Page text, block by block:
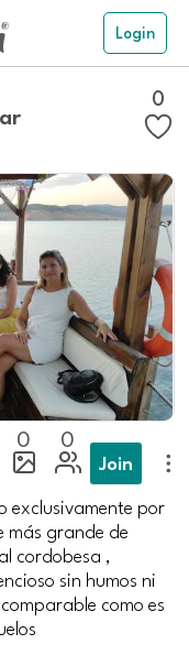
Login
0
0 0
Join
exclusivamente por
más grande de
cordobesa ,
sin humos ni
como es